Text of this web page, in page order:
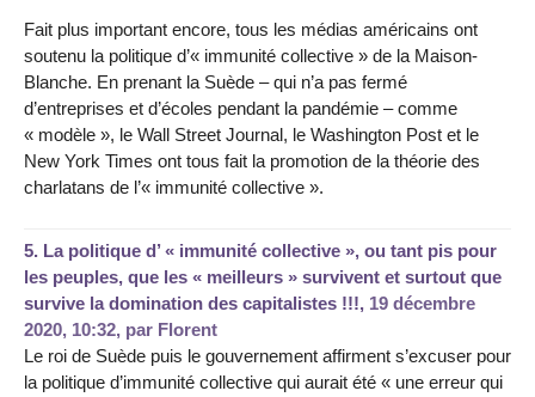
Fait plus important encore, tous les médias américains ont
soutenu la politique d’« immunité collective » de la Maison-
Blanche. En prenant la Suède – qui n’a pas fermé
d’entreprises et d’écoles pendant la pandémie – comme
« modèle », le Wall Street Journal, le Washington Post et le
New York Times ont tous fait la promotion de la théorie des
charlatans de l’« immunité collective ».
5. La politique d’ « immunité collective », ou tant pis pour
les peuples, que les « meilleurs » survivent et surtout que
survive la domination des capitalistes !!!, 19 décembre
2020, 10:32, par Florent
Le roi de Suède puis le gouvernement affirment s’excuser pour
la politique d’immunité collective qui aurait été « une erreur qui